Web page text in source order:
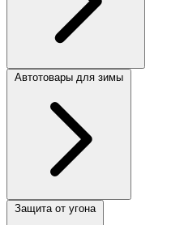
Автотовары для зимы
Защита от угона